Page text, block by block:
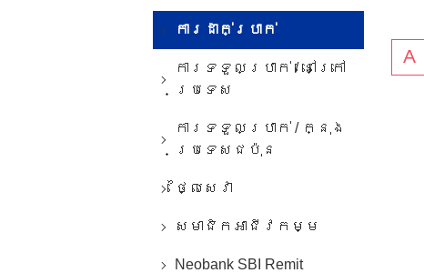
ការ​ដាក់​ប្រាក់​
ការ​ទទួល​ប្រាក់​ / ​នៅ​ក្រៅ​
ប្រទេស
ការ​ទទួល​ប្រាក់​ / ក្នុង​
ប្រទេស​ជប៉ុន
ថ្លៃ​សេវា​
សមាជិកអាជីវកម្ម
Neobank SBI Remit